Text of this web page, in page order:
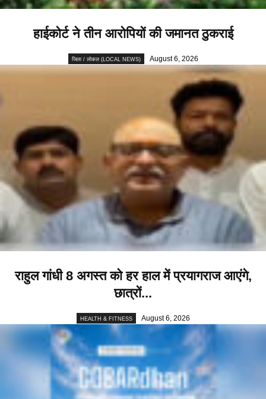
हाईकोर्ट ने तीन आरोपियों की जमानत ठुकराई
जिला / लोकल (LOCAL NEWS) August 6, 2026
राहुल गांधी 8 अगस्त को हर हाल में प्रयागराज आएंगे,
छात्रों...
HEALTH & FITNESS August 6, 2026